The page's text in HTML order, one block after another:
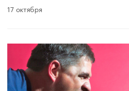
17 октября